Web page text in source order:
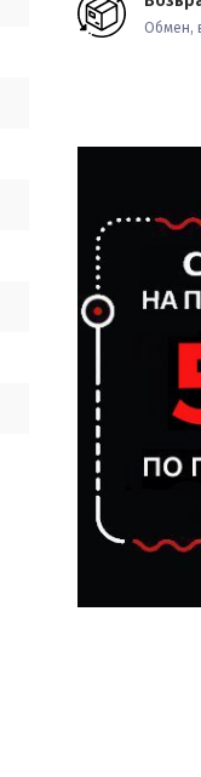
Обмен,